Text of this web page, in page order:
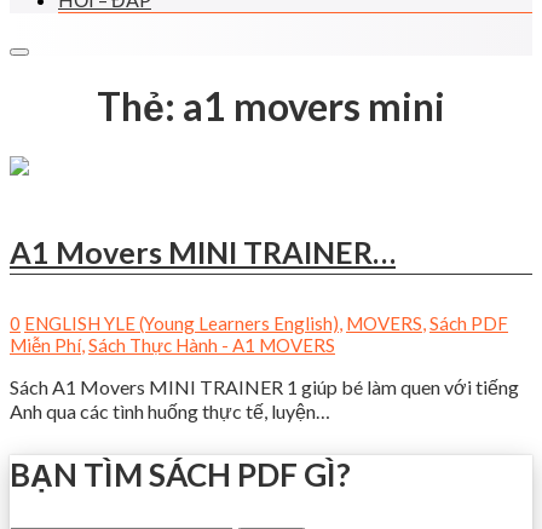
Thẻ: a1 movers mini
A1 Movers MINI TRAINER…
0 ENGLISH YLE (Young Learners English), MOVERS,Sách PDF
Miễn Phí,Sách Thực Hành - A1 MOVERS
Sách A1 Movers MINI TRAINER 1 giúp bé làm quen với tiếng
Anh qua các tình huống thực tế, luyện…
BẠN TÌM SÁCH PDF GÌ?